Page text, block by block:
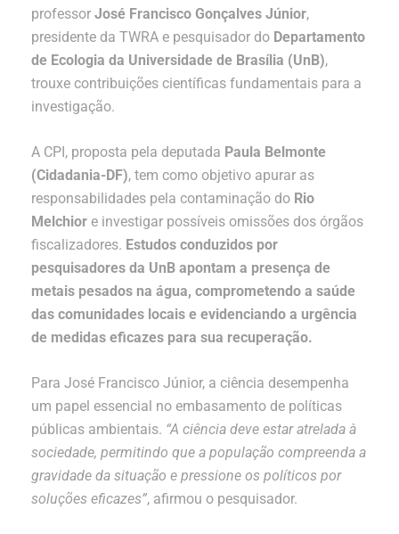
professor José Francisco Gonçalves Júnior,
presidente da TWRA e pesquisador do Departamento
de Ecologia da Universidade de Brasília (UnB),
trouxe contribuições científicas fundamentais para a
investigação.
A CPI, proposta pela deputada Paula Belmonte
(Cidadania-DF), tem como objetivo apurar as
responsabilidades pela contaminação do Rio
Melchior e investigar possíveis omissões dos órgãos
fiscalizadores. Estudos conduzidos por
pesquisadores da UnB apontam a presença de
metais pesados na água, comprometendo a saúde
das comunidades locais e evidenciando a urgência
de medidas eficazes para sua recuperação.
Para José Francisco Júnior, a ciência desempenha
um papel essencial no embasamento de políticas
públicas ambientais. “A ciência deve estar atrelada à
sociedade, permitindo que a população compreenda a
gravidade da situação e pressione os políticos por
soluções eficazes”, afirmou o pesquisador.